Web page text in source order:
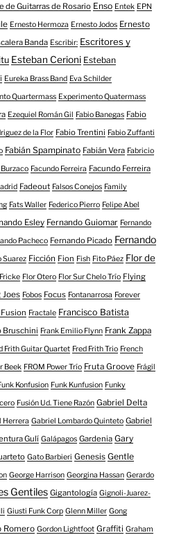
de Guitarras de Rosario Enso Entek EPN
Ernesto Hermoza Ernesto Jodos Ernesto
Banda Escribir: Escritores y
Esteban Cerioni Esteban
Eureka Brass Band Eva Schilder
Quartermass Experimento Quatermass
Ezequiel Román Gil Fabio Banegas Fabio
de la Flor Fabio Trentini Fabio Zuffanti
Fabián Spampinato Fabián Vera Fabricio
Facundo Ferreira Facundo Ferreira
Fadeout Falsos Conejos Family
Fats Waller Federico Pierro Felipe Abel
Esley Fernando Guiomar Fernando
Pacheco Fernando Picado Fernando
Suarez Ficción Fion Fish Fito Páez Flor de
Flor Otero Flor Sur Chelo Trío Flying
Joes Fobos Focus Fontanarrosa Forever
Fractale Francisco Batista
Bruschini Frank Emilio Flynn Frank Zappa
Frith Guitar Quartet Fred Frith Trio French
Beek FROM Power Trío Fruta Groove Frágil
Konfusion Funk Kunfusion Funky
Fusión Ud. Tiene Razón Gabriel Delta
Herrera Gabriel Lombardo Quinteto Gabriel
Gulí Galápagos Gardenia Gary
Gato Barbieri Genesis Gentle
George Harrison Georgina Hassan Gerardo
Gentiles Gigantología Gignoli-Juarez-
Giusti Funk Corp Glenn Miller Gong
Romero Gordon Lightfoot Graffiti Graham